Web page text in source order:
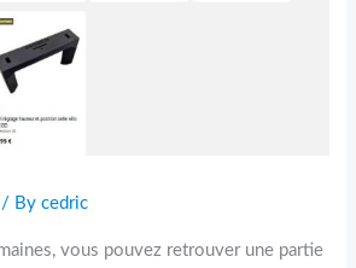
/ Bycedric
vous pouvez retrouver une partie